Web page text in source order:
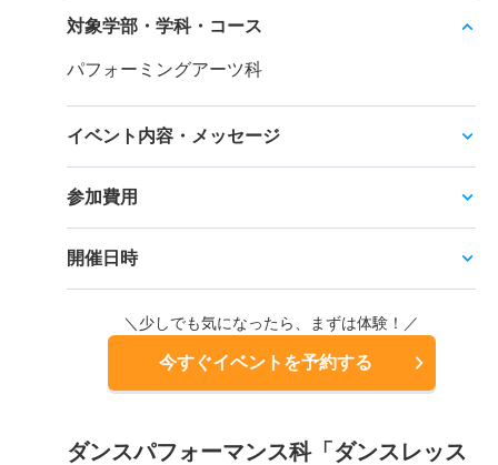
対象学部・学科・コース
パフォーミングアーツ科
イベント内容・メッセージ
参加費用
開催日時
＼少しでも気になったら、まずは体験！／
今すぐイベントを予約する
ダンスパフォーマンス科「ダンスレッス